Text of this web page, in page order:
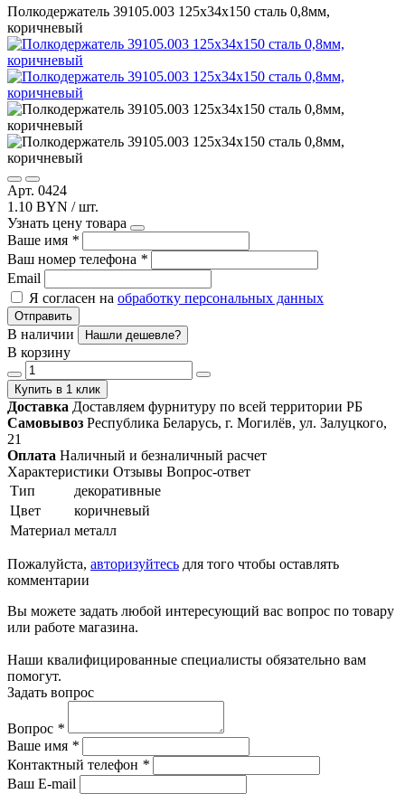
Полкодержатель 39105.003 125х34х150 сталь 0,8мм,
коричневый
Арт. 0424
1.10 BYN / шт.
Узнать цену товара
Ваше имя *
Ваш номер телефона *
Email
Я согласен на обработку персональных данных
Отправить
В наличии Нашли дешевле?
В корзину
Купить в 1 клик
Доставка Доставляем фурнитуру по всей территории РБ
Самовывоз Республика Беларусь, г. Могилёв, ул. Залуцкого,
21
Оплата Наличный и безналичный расчет
Характеристики Отзывы Вопрос-ответ
Тип
декоративные
Цвет
коричневый
Материал металл
Пожалуйста, авторизуйтесь для того чтобы оставлять
комментарии
Вы можете задать любой интересующий вас вопрос по товару
или работе магазина.
Наши квалифицированные специалисты обязательно вам
помогут.
Задать вопрос
Вопрос *
Ваше имя *
Контактный телефон *
Ваш E-mail